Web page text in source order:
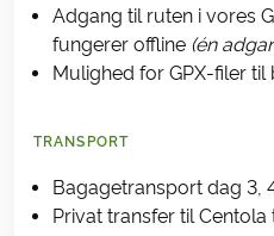
Adgang til ruten i vores
fungerer offline (én
Mulighed for GPX-filer til
TRANSPORT
Bagagetransport dag 3,
Privat transfer til